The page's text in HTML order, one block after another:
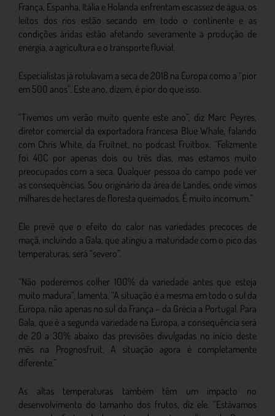
França, Espanha, Itália e Holanda enfrentam escassez de água, os
leitos dos rios estão secando em todo o continente e as
condições áridas estão afetando severamente a produção de
energia, a agricultura e o transporte fluvial.
Especialistas já rotulavam a seca de 2018 na Europa como a “pior
em 500 anos”. Este ano, dizem, é pior do que isso.
“Tivemos um verão muito quente este ano”, diz Marc Peyres,
diretor comercial da exportadora francesa Blue Whale, falando
com Chris White, da Fruitnet, no podcast Fruitbox. “Felizmente
foi 40C por apenas dois ou três dias, mas estamos muito
preocupados com a seca. Qualquer pessoa do campo pode ver
as consequências. Sou originário da área de Landes, onde vimos
milhares de hectares de floresta queimados. É muito incomum.”
Ele prevê que o efeito do calor nas variedades precoces de
maçã, incluindo a Gala, que atingiu a maturidade com o pico das
temperaturas, será “severo”.
“Não poderemos colher 100% da variedade antes que esteja
muito madura”, lamenta. “A situação é a mesma em todo o sul da
Europa, não apenas no sul da França – da Grécia a Portugal. Para
Gala, que é a segunda variedade na Europa, a consequência será
de 20 a 30% abaixo das previsões divulgadas no início deste
mês na Prognosfruit. A situação agora é completamente
diferente.”
As altas temperaturas também têm um impacto no
desenvolvimento do tamanho dos frutos, diz ele. “Estávamos